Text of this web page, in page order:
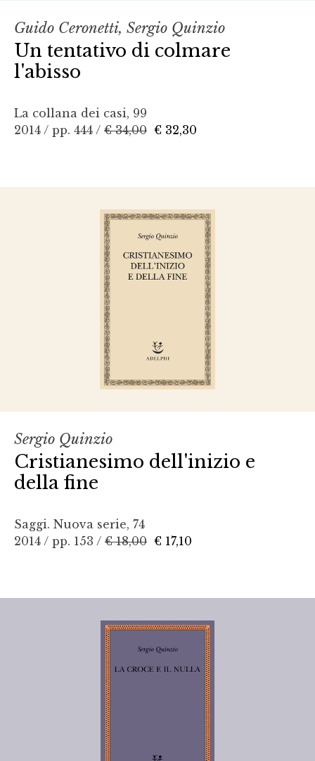
Guido Ceronetti, Sergio Quinzio
Un tentativo di colmare
l'abisso
La collana dei casi, 99
2014 / pp. 444 / € 34,00 € 32,30
Sergio Quinzio
Cristianesimo dell'inizio e
della fine
Saggi. Nuova serie, 74
2014 / pp. 153 / € 18,00 € 17,10